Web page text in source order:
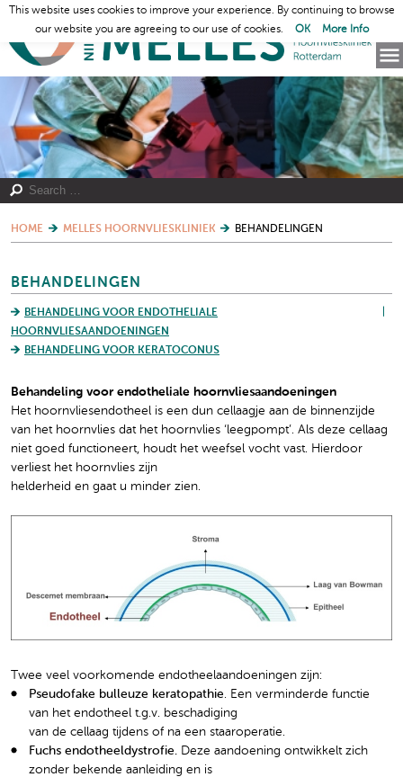
HOME MELLES HOORNVLIESKLINIEK BEHANDELINGEN
BEHANDELINGEN
BEHANDELING VOOR ENDOTHELIALE
HOORNVLIESAANDOENINGEN
BEHANDELING VOOR KERATOCONUS
Behandeling voor endotheliale hoornvliesaandoeningen
Het hoornvliesendotheel is een dun cellaagje aan de binnenzijde
van het hoornvlies dat het hoornvlies ‘leegpompt’. Als deze cellaag
niet goed functioneert, houdt het weefsel vocht vast. Hierdoor
verliest het hoornvlies zijn
helderheid en gaat u minder zien.
Twee veel voorkomende endotheelaandoeningen zijn:
Pseudofake bulleuze keratopathie. Een verminderde functie
van het endotheel t.g.v. beschadiging
van de cellaag tijdens of na een staaroperatie.
Fuchs endotheeldystrofie. Deze aandoening ontwikkelt zich
zonder bekende aanleiding en is
This website uses cookies to improve your experience. By continuing to browse
our website you are agreeing to our use of cookies.
OK More Info